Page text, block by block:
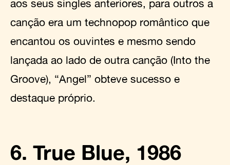
aos seus singles anteriores, para outros a
canção era um technopop romântico que
encantou os ouvintes e mesmo sendo
lançada ao lado de outra canção (Into the
Groove), “Angel” obteve sucesso e
destaque próprio.
6. True Blue, 1986